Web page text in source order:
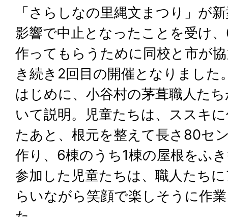
「さらしなの里縄文まつり」が
影響で中止となったことを受け
作ってもらうために同校と市が
き続き2回目の開催となりました
はじめに、小谷村の茅葺職人た
いて説明。児童たちは、ススキ
たあと、根元を整えて長さ80セ
作り、6棟のうち1棟の屋根をふ
参加した児童たちは、職人たち
らいながら笑顔で楽しそうに作